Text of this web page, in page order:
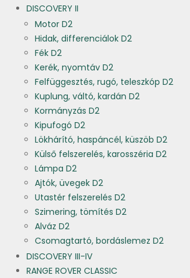
DISCOVERY II
Motor D2
Hidak, differenciálok D2
Fék D2
Kerék, nyomtáv D2
Felfüggesztés, rugó, teleszkóp D2
Kuplung, váltó, kardán D2
Kormányzás D2
Kipufogó D2
Lökhárító, haspáncél, küszöb D2
Külső felszerelés, karosszéria D2
Lámpa D2
Ajtók, üvegek D2
Utastér felszerelés D2
Szimering, tömítés D2
Alváz D2
Csomagtartó, bordáslemez D2
DISCOVERY III-IV
RANGE ROVER CLASSIC